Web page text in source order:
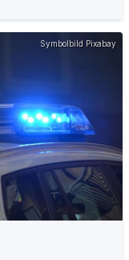
Symbolbild Pixabay